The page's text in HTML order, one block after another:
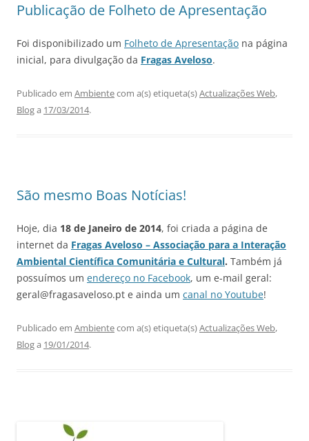
Publicação de Folheto de Apresentação
Foi disponibilizado um Folheto de Apresentação na página
inicial, para divulgação da Fragas Aveloso.
Publicado em Ambientecom a(s) etiqueta(s)Actualizações Web,
Bloga 17/03/2014.
São mesmo Boas Notícias!
Hoje, dia 18 de Janeiro de 2014, foi criada a página de
internet da Fragas Aveloso – Associação para a Interação
Ambiental Científica Comunitária e Cultural. Também já
possuímos um endereço no Facebook, um e-mail geral:
geral@fragasaveloso.pt e ainda um canal no Youtube!
Publicado em Ambientecom a(s) etiqueta(s)Actualizações Web,
Bloga 19/01/2014.